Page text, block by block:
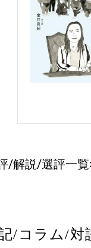
/解説/選評一覧
/コラム/対